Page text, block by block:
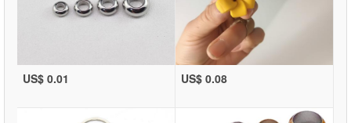
US$ 0.01 US$ 0.08